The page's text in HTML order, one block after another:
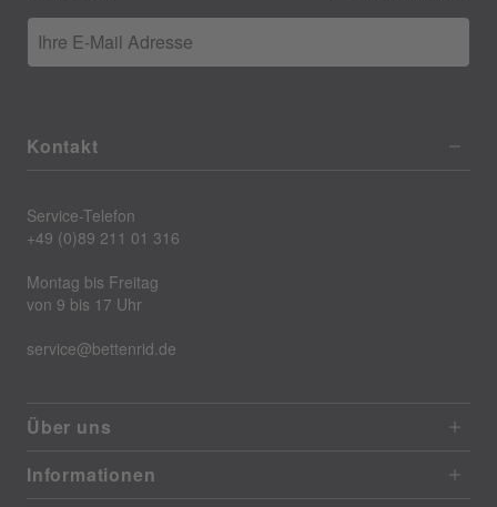
Ihre E-Mail Adresse
Kontakt
Service-Telefon
+49 (0)89 211 01 316
Montag bis Freitag
von 9 bis 17 Uhr
service@bettenrid.de
Über uns
Informationen